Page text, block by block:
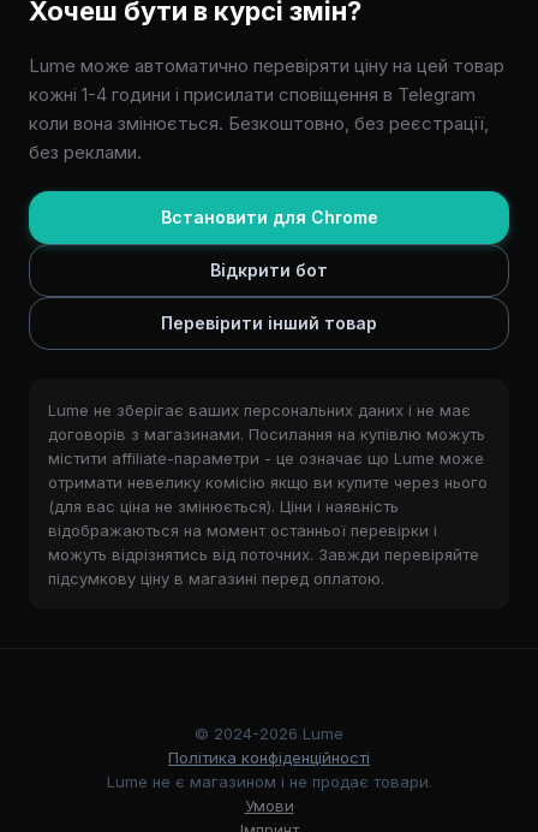
Хочеш бути в курсі змін?
Lume може автоматично перевіряти ціну на цей товар
кожні 1-4 години і присилати сповіщення в Telegram
коли вона змінюється. Безкоштовно, без реєстрації,
без реклами.
Встановити для Chrome
Відкрити бот
Перевірити інший товар
Lume не зберігає ваших персональних даних і не має
договорів з магазинами. Посилання на купівлю можуть
містити affiliate-параметри - це означає що Lume може
отримати невелику комісію якщо ви купите через нього
(для вас ціна не змінюється). Ціни і наявність
відображаються на момент останньої перевірки і
можуть відрізнятись від поточних. Завжди перевіряйте
підсумкову ціну в магазині перед оплатою.
© 2024-2026 Lume
Політика конфіденційності
Lume не є магазином і не продає товари.
Умови